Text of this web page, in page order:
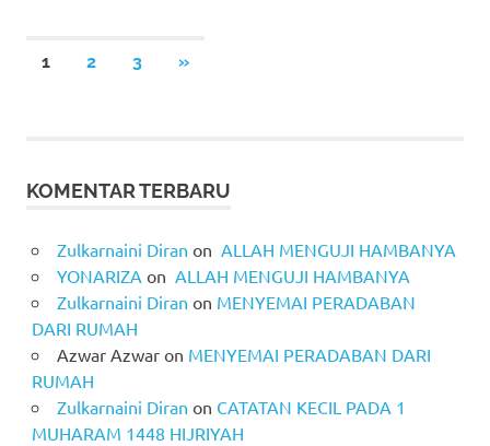
Posts
1 2 3
NEXT
»
KOMENTAR TERBARU
Zulkarnaini Diran on ALLAH MENGUJI HAMBANYA
YONARIZA on ALLAH MENGUJI HAMBANYA
Zulkarnaini Diran on MENYEMAI PERADABAN
DARI RUMAH
Azwar Azwaron MENYEMAI PERADABAN DARI
RUMAH
Zulkarnaini Diran on CATATAN KECIL PADA 1
MUHARAM 1448 HIJRIYAH